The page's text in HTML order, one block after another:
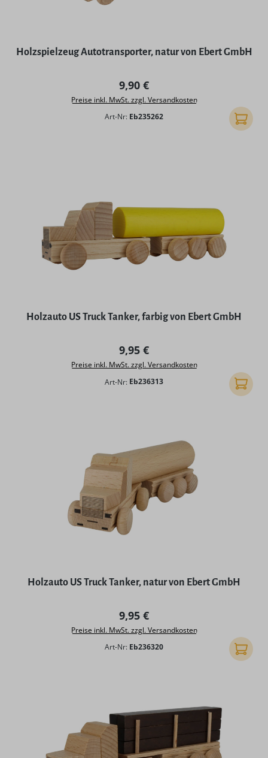
Holzspielzeug Autotransporter, natur von Ebert GmbH
Regulärer Preis:
9,90 €
Preise inkl. MwSt. zzgl. Versandkosten
Art-Nr: Eb235262 In den
Holzauto US Truck Tanker, farbig von Ebert GmbH
Regulärer Preis:
9,95 €
Preise inkl. MwSt. zzgl. Versandkosten
Art-Nr: Eb236313 In den
Holzauto US Truck Tanker, natur von Ebert GmbH
Regulärer Preis:
9,95 €
Preise inkl. MwSt. zzgl. Versandkosten
Art-Nr: Eb236320 In den